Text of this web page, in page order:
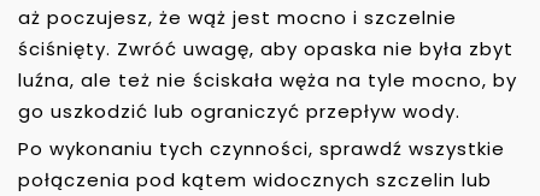
aż poczujesz, że wąż jest mocno i szczelnie
ściśnięty. Zwróć uwagę, aby opaska nie była zbyt
luźna, ale też nie ściskała węża na tyle mocno, by
go uszkodzić lub ograniczyć przepływ wody.
Po wykonaniu tych czynności, sprawdź wszystkie
połączenia pod kątem widocznych szczelin lub